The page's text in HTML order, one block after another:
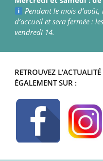
Pendant le mois
d’accueil et sera fermée :
vendredi 14.
RETROUVEZ
ÉGALEMENT SUR :